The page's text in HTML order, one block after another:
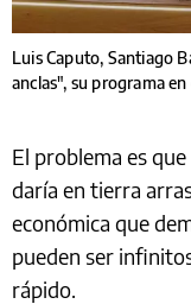
Luis Caputo, Santiago
anclas", su programa
El problema es
daría en tierra
económica que
pueden ser
rápido.